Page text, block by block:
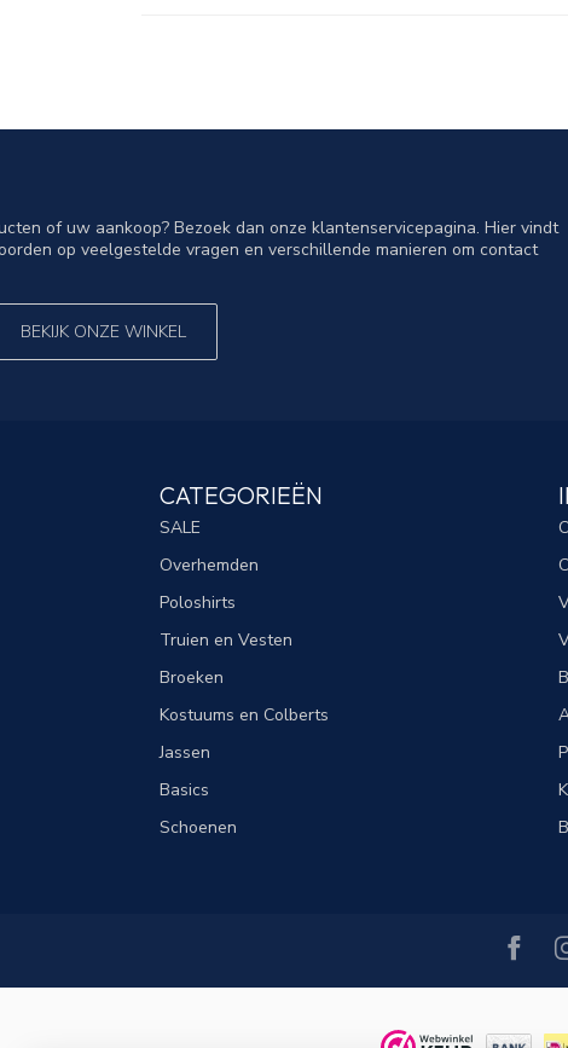
of uw aankoop? Bezoek dan onze klantenservicepagina. Hier vindt
op veelgestelde vragen en verschillende manieren om contact
BEKIJK ONZE WINKEL
CATEGORIEËN
SALE
Overhemden
Poloshirts
Truien en Vesten
Broeken
Kostuums en Colberts
Jassen
Basics
Schoenen